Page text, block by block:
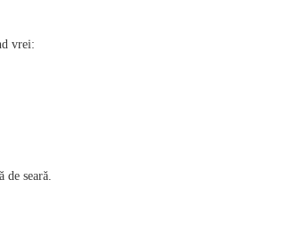
vrei:
de seară.